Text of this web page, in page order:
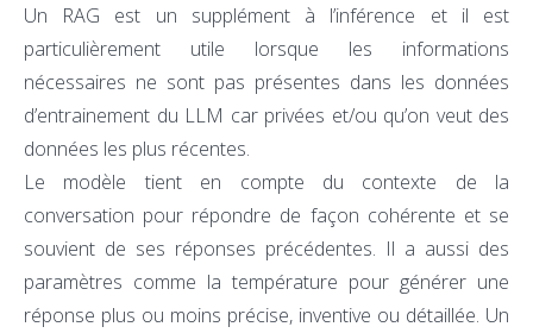
Un RAG est un supplément à l’inférence et il est
particulièrement utile lorsque les informations
nécessaires ne sont pas présentes dans les données
d’entrainement du LLM car privées et/ou qu’on veut des
données les plus récentes.
Le modèle tient en compte du contexte de la
conversation pour répondre de façon cohérente et se
souvient de ses réponses précédentes. Il a aussi des
paramètres comme la température pour générer une
réponse plus ou moins précise, inventive ou détaillée. Un